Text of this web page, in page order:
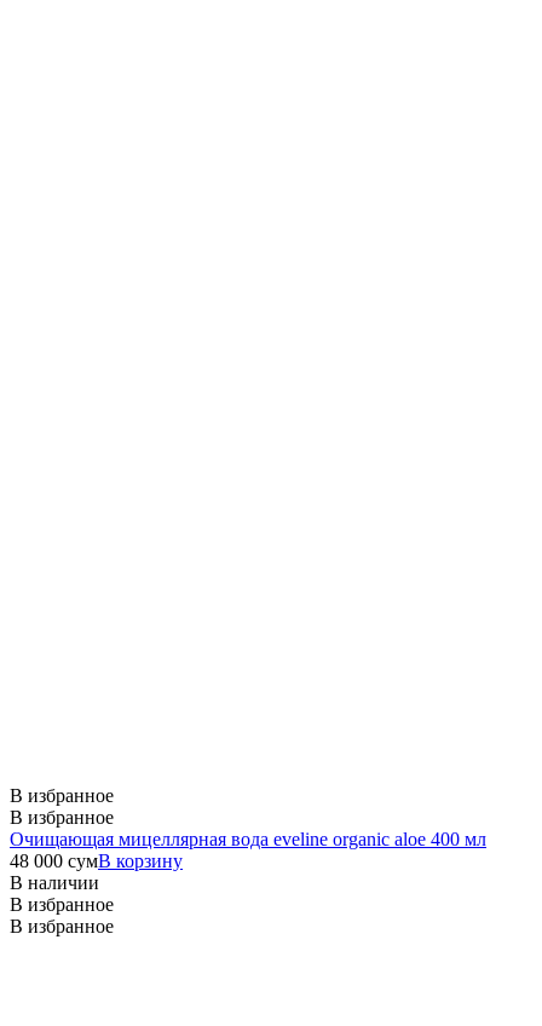
В избранное
В избранное
Очищающая мицеллярная вода eveline organic aloe 400 мл
48 000 сумВ корзину
В наличии
В избранное
В избранное